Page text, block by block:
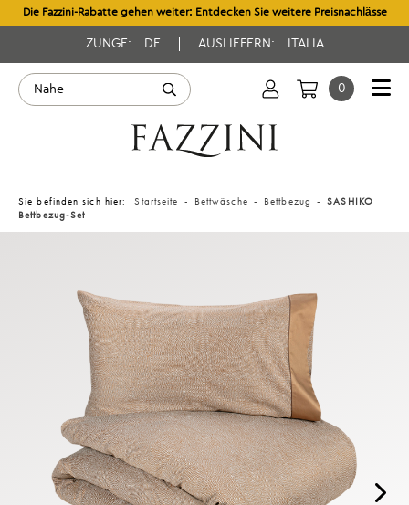
Die Fazzini-Rabatte gehen weiter: Entdecken Sie weitere Preisnachlässe
ZUNGE: DE AUSLIEFERN: ITALIA
0
Sie befinden sich hier: Startseite Bettwäsche Bettbezug
SASHIKO
Bettbezug-Set